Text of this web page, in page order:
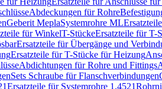
Abdeckungen für Rohre
Geberit MeplaSystemrohre ML
für WinkelT-StückeErsatzteile für T-
Ersatzteile für Übergänge und
Ersatzteile für T-Stücke für Heizung
Abdichtungen für Rohre und Fittings
Sets Schraube für Flanschverbindungen
Ersatzteile für Systemrohre 1.4521